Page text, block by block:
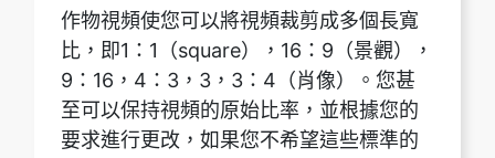
比，即1：1（square），16：9（景觀），
9：16，4：3，3，3：4（肖像）。您甚
至可以保持視頻的原始比率，並根據您的
要求進行更改，如果您不希望這些標準的
寬高比。 農作物視頻使您可以根據需要裁